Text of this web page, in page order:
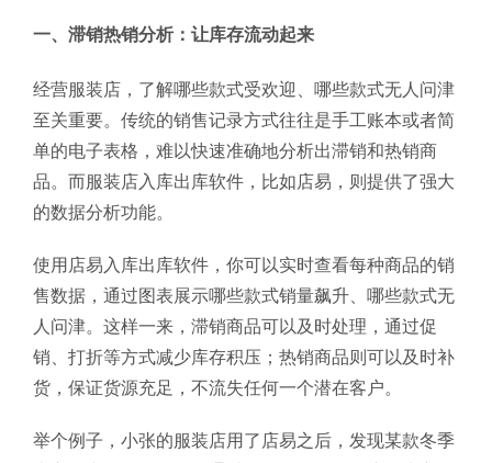
一、滞销热销分析：让库存流动起来
经营服装店，了解哪些款式受欢迎、哪些款式无人问津
至关重要。传统的销售记录方式往往是手工账本或者简
单的电子表格，难以快速准确地分析出滞销和热销商
品。而服装店入库出库软件，比如店易，则提供了强大
的数据分析功能。
使用店易入库出库软件，你可以实时查看每种商品的销
售数据，通过图表展示哪些款式销量飙升、哪些款式无
人问津。这样一来，滞销商品可以及时处理，通过促
销、打折等方式减少库存积压；热销商品则可以及时补
货，保证货源充足，不流失任何一个潜在客户。
举个例子，小张的服装店用了店易之后，发现某款冬季